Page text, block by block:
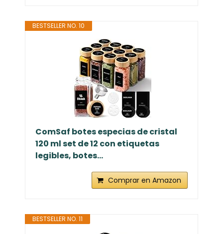
BESTSELLER NO. 10
ComSaf botes especias de cristal
120 ml set de 12 con etiquetas
legibles, botes...
Comprar en Amazon
BESTSELLER NO. 11